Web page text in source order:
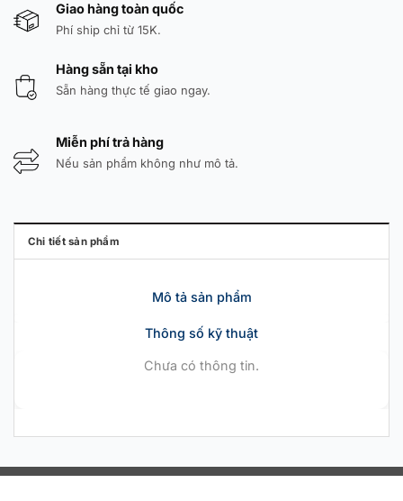
Giao hàng toàn quốc
Phí ship chỉ từ 15K.
Hàng sẵn tại kho
Sẵn hàng thực tế giao ngay.
Miễn phí trả hàng
Nếu sản phẩm không như mô tả.
Chi tiết sản phẩm
Mô tả sản phẩm
Thông số kỹ thuật
Chưa có thông tin.